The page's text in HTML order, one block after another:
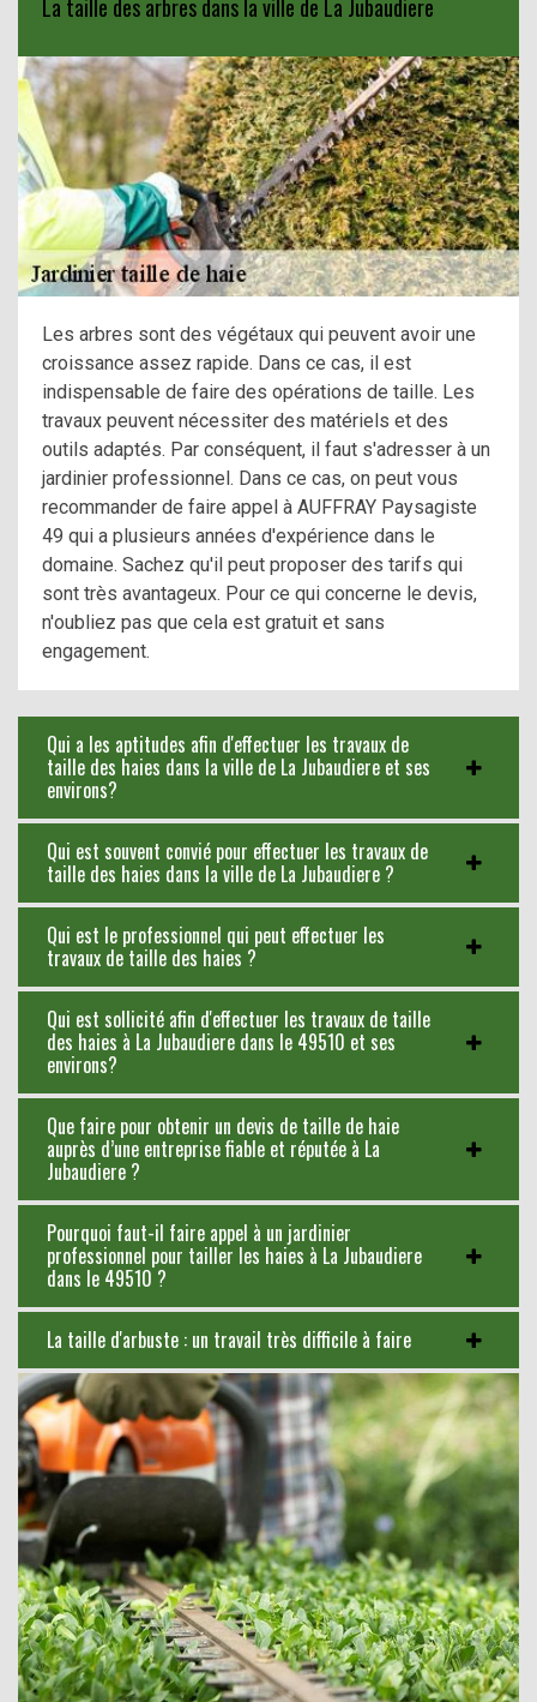
La taille des arbres dans la ville de La Jubaudiere
Les arbres sont des végétaux qui peuvent avoir une
croissance assez rapide. Dans ce cas, il est
indispensable de faire des opérations de taille. Les
travaux peuvent nécessiter des matériels et des
outils adaptés. Par conséquent, il faut s'adresser à un
jardinier professionnel. Dans ce cas, on peut vous
recommander de faire appel à AUFFRAY Paysagiste
49 qui a plusieurs années d'expérience dans le
domaine. Sachez qu'il peut proposer des tarifs qui
sont très avantageux. Pour ce qui concerne le devis,
n'oubliez pas que cela est gratuit et sans
engagement.
Qui a les aptitudes afin d'effectuer les travaux de
taille des haies dans la ville de La Jubaudiere et ses
environs?
Qui est souvent convié pour effectuer les travaux de
taille des haies dans la ville de La Jubaudiere ?
Qui est le professionnel qui peut effectuer les
travaux de taille des haies ?
Qui est sollicité afin d'effectuer les travaux de taille
des haies à La Jubaudiere dans le 49510 et ses
environs?
Que faire pour obtenir un devis de taille de haie
auprès d’une entreprise fiable et réputée à La
Jubaudiere ?
Pourquoi faut-il faire appel à un jardinier
professionnel pour tailler les haies à La Jubaudiere
dans le 49510 ?
La taille d'arbuste : un travail très difficile à faire